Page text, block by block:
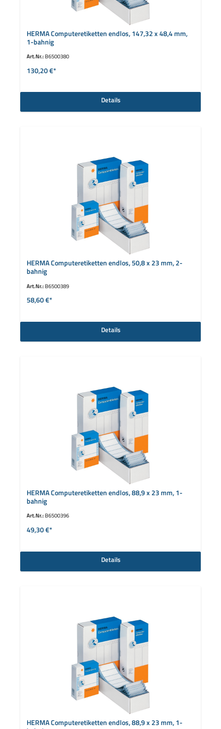
HERMA Computeretiketten endlos, 147,32 x 48,4 mm,
1-bahnig
Art.Nr.: B6500380
130,20 €*
Details
HERMA Computeretiketten endlos, 50,8 x 23 mm, 2-
bahnig
Art.Nr.: B6500389
58,60 €*
Details
HERMA Computeretiketten endlos, 88,9 x 23 mm, 1-
bahnig
Art.Nr.: B6500396
49,30 €*
Details
HERMA Computeretiketten endlos, 88,9 x 23 mm, 1-